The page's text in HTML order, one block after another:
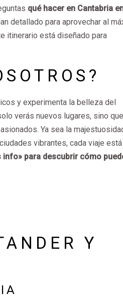
qué hacer en Cantabria
detallado para aprovechar al
itinerario está diseñado para
y experimenta la belleza del
verás nuevos lugares, sino que
Ya sea la
vibrantes, cada viaje está
info» para descubrir cómo
Y